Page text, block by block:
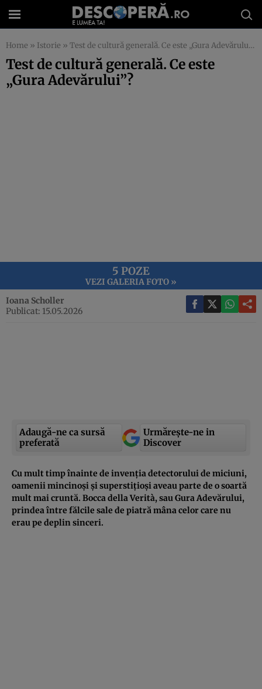
Home » Istorie » Test de cultură generală. Ce este „Gura Adevărului”?
Test de cultură generală. Ce este
„Gura Adevărului”?
5 POZE
VEZI GALERIA FOTO »
Ioana Scholler
Publicat: 15.05.2026
Adaugă-ne ca sursă
preferată
Urmărește-ne in
Discover
Cu mult timp înainte de invenția detectorului de miciuni,
oamenii mincinoși și superstițioși aveau parte de o soartă
mult mai cruntă. Bocca della Verità, sau Gura Adevărului,
prindea între fălcile sale de piatră mâna celor care nu
erau pe deplin sinceri.